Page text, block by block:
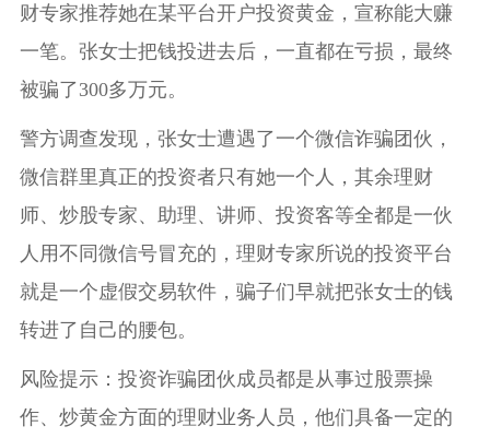
财专家推荐她在某平台开户投资黄金，宣称能大赚
一笔。张女士把钱投进去后，一直都在亏损，最终
被骗了300多万元。
警方调查发现，张女士遭遇了一个微信诈骗团伙，
微信群里真正的投资者只有她一个人，其余理财
师、炒股专家、助理、讲师、投资客等全都是一伙
人用不同微信号冒充的，理财专家所说的投资平台
就是一个虚假交易软件，骗子们早就把张女士的钱
转进了自己的腰包。
风险提示：投资诈骗团伙成员都是从事过股票操
作、炒黄金方面的理财业务人员，他们具备一定的